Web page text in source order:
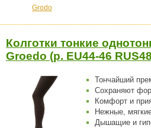
Grodo
Колготки тонкие
Groedo (р. EU44-46
Тончайший
Сохраняют
Комфорт и
Нежные,
Дышащие и